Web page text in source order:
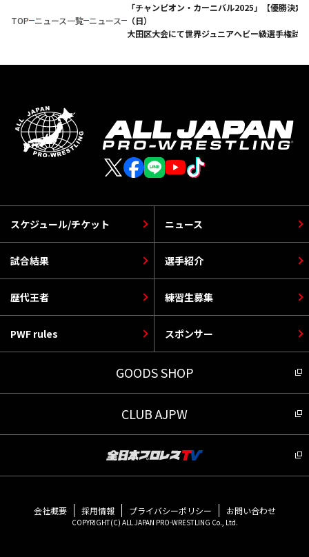
TOP ニュース一覧 ニュース
「チャンピオン・カーニバル2025」【優勝決定
（日）
大田区大会にて世界ジュニアヘビー級選手権試
スケジュール/チケット
選手紹介
PWF rules
ニュース
歴代王者
スポンサー
試合結果
練習生募集
GOODS SHOP
CLUB AJPW
会社概要 採用情報 プライバシーポリシー お問い合わせ
COPYRIGHT(C) ALL JAPAN PRO-WRESTLING Co., Ltd.